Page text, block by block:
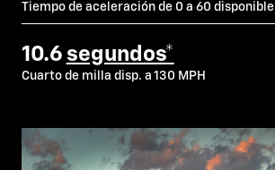
Tiempo de aceleración de 0 a 60 disponible
10.6 segundos*
Cuarto de milla disp. a 130 MPH